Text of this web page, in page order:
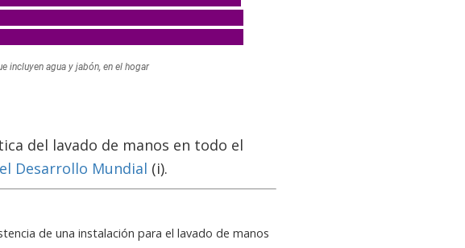
del lavado de manos en todo el
Desarrollo Mundial (i).
de una instalación para el lavado de manos